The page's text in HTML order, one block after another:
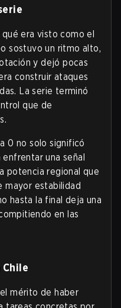
era visto como el
sostuvo un ritmo alto,
y dejó pocas
construir ataques
La serie terminó
que de
0 no solo significó
una señal
potencia regional que
mayor estabilidad
hasta la final deja una
en las
mérito de haber